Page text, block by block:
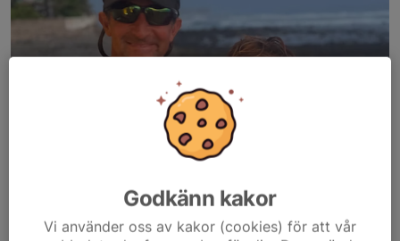
Godkänn kakor
Vi använder oss av kakor (cookies) för att vår